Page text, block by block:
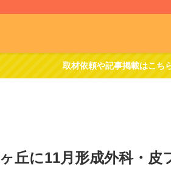
取材依頼や記事掲載はこち
丘に11月形成外科・皮